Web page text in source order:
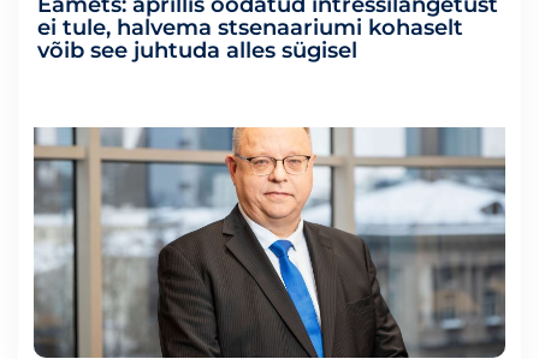
ei tule, halvema stsenaariumi kohaselt
võib see juhtuda alles sügisel